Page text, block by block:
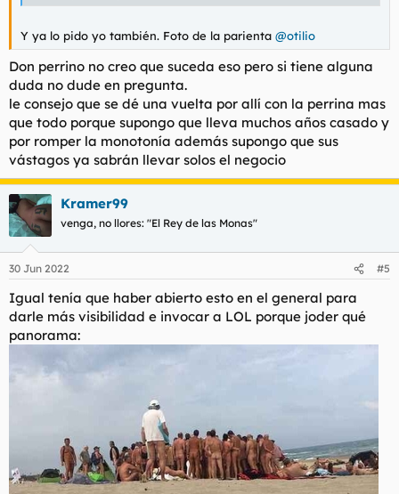
Y ya lo pido yo también. Foto de la parienta @otilio
Don perrino no creo que suceda eso pero si tiene alguna
duda no dude en pregunta.
le consejo que se dé una vuelta por allí con la perrina mas
que todo porque supongo que lleva muchos años casado y
por romper la monotonía además supongo que sus
vástagos ya sabrán llevar solos el negocio
Kramer99
venga, no llores: "El Rey de las Monas"
30 Jun 2022 #5
Igual tenía que haber abierto esto en el general para
darle más visibilidad e invocar a LOL porque joder qué
panorama: